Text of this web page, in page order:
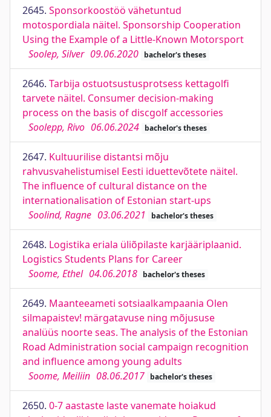
2645. Sponsorkoostöö vähetuntud
motospordiala näitel. Sponsorship Cooperation
Using the Example of a Little-Known Motorsport
Soolep, Silver 09.06.2020 bachelor's theses
2646. Tarbija ostuotsustusprotsess kettagolfi
tarvete näitel. Consumer decision-making
process on the basis of discgolf accessories
Soolepp, Rivo 06.06.2024 bachelor's theses
2647. Kultuurilise distantsi mõju
rahvusvahelistumisel Eesti iduettevõtete näitel.
The influence of cultural distance on the
internationalisation of Estonian start-ups
Soolind, Ragne 03.06.2021 bachelor's theses
2648. Logistika eriala üliõpilaste karjääriplaanid.
Logistics Students Plans for Career
Soome, Ethel 04.06.2018 bachelor's theses
2649. Maanteeameti sotsiaalkampaania Olen
silmapaistev! märgatavuse ning mõjususe
analüüs noorte seas. The analysis of the Estonian
Road Administration social campaign recognition
and influence among young adults
Soome, Meiliin 08.06.2017 bachelor's theses
2650. 0-7 aastaste laste vanemate hoiakud